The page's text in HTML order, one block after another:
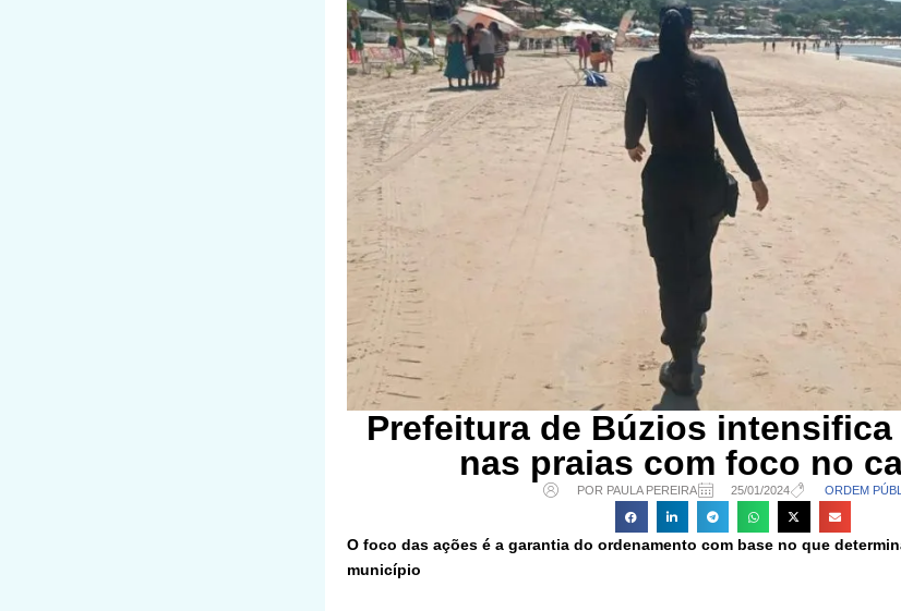
Prefeitura de Búzios
nas praias com foco no
POR PAULA PEREIRA 25/01/2024 ORDEM
O foco das ações é a garantia do ordenamento com base no que
município